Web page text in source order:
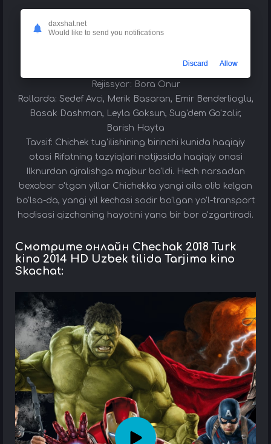
Chiqqan yili: 2014 yoki 2018
Rejissyor: Bora Onur
Rollarda: Sedef Avci, Merik Basaran, Emir Benderlioglu,
Basak Dashman, Leyla Goksun, Sug'dem Go'zalir,
Barish Hayta
Tavsif: Chichek tug'ilishining birinchi kunida haqiqiy
otasi Rifatning tazyiqlari natijasida haqiqiy onasi
Ilknurdan ajralishga majbur bo'ldi. Hech narsadan
bexabar o'tgan yillar Chichekka yangi oila olib kelgan
bo'lsa-da, yangi yil kechasi sodir bo'lgan yo'l-transport
hodisasi qizchaning hayotini yana bir bor o'zgartiradi.
Смотрите онлайн Chechak 2018 Turk
kino 2014 HD Uzbek tilida Tarjima kino
Skachat:
daxshat.net
Would like to send you notifications
Discard Allow